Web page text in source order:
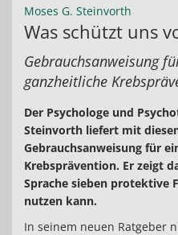
Moses G. Steinvorth
Was schützt uns
Gebrauchsanweisung
ganzheitliche
Der Psychologe und
Steinvorth liefert mit
Gebrauchsanweisung für
Krebsprävention. Er zeigt
Sprache sieben protektive
nutzen kann.
In seinem neuen Ratgeber